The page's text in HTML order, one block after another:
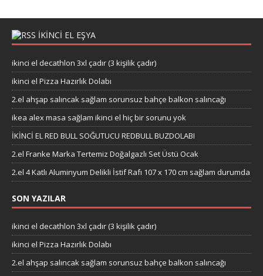
IKINCI EL EŞYA
ikinci el decathlon 3xl çadır (3 kişilik çadır)
ikinci el Pizza Hazırlık Dolabı
2.el ahşap salıncak sağlam sorunsuz bahçe balkon salıncağı
ikea alex masa sağlam ikinci el hiç bir sorunu yok
İKİNCİ EL RED BULL SOĞUTUCU REDBULL BUZDOLABI
2.el Franke Marka Tertemiz Doğalgazlı Set Üstü Ocak
2.el 4 Katlı Aluminyum Delikli İstif Rafı 107 x 170 cm sağlam durumda
SON YAZILAR
ikinci el decathlon 3xl çadır (3 kişilik çadır)
ikinci el Pizza Hazırlık Dolabı
2.el ahşap salıncak sağlam sorunsuz bahçe balkon salıncağı